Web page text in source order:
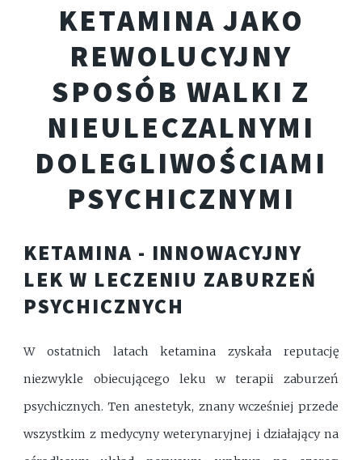
KETAMINA JAKO
REWOLUCYJNY
SPOSÓB WALKI Z
NIEULECZALNYMI
DOLEGLIWOŚCIAMI
PSYCHICZNYMI
KETAMINA - INNOWACYJNY
LEK W LECZENIU ZABURZEŃ
PSYCHICZNYCH
W ostatnich latach ketamina zyskała reputację
niezwykle obiecującego leku w terapii zaburzeń
psychicznych. Ten anestetyk, znany wcześniej przede
wszystkim z medycyny weterynaryjnej i działający na